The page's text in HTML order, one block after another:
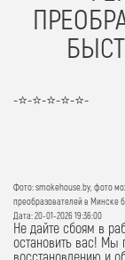
-⭐-⭐-⭐-⭐-⭐-
Фото: smokehouse.by, фото
преобразователей в Минске
Дата: 20-01-2026 19:36:00
Не дайте сбоям в
остановить вас! Мы
восстановлению и